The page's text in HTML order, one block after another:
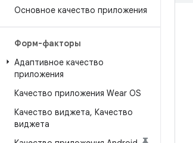
Основное качество приложения
Форм-факторы
Адаптивное качество
приложения
Качество приложения Wear OS
Качество виджета, Качество
виджета